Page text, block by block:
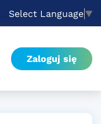
Select Language▼
Zaloguj się